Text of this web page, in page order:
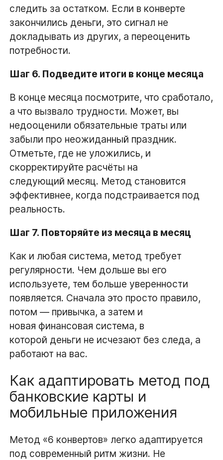
следить за остатком. Если в конверте
закончились деньги, это сигнал не
докладывать из других, а переоценить
потребности.
Шаг 6. Подведите итоги в конце месяца
В конце месяца посмотрите, что сработало,
а что вызвало трудности. Может, вы
недооценили обязательные траты или
забыли про неожиданный праздник.
Отметьте, где не уложились, и
скорректируйте расчёты на
следующий месяц. Метод становится
эффективнее, когда подстраивается под
реальность.
Шаг 7. Повторяйте из месяца в месяц
Как и любая система, метод требует
регулярности. Чем дольше вы его
используете, тем больше уверенности
появляется. Сначала это просто правило,
потом — привычка, а затем и
новая финансовая система, в
которой деньги не исчезают без следа, а
работают на вас.
Как адаптировать метод под
банковские карты и
мобильные приложения
Метод «6 конвертов» легко адаптируется
под современный ритм жизни. Не